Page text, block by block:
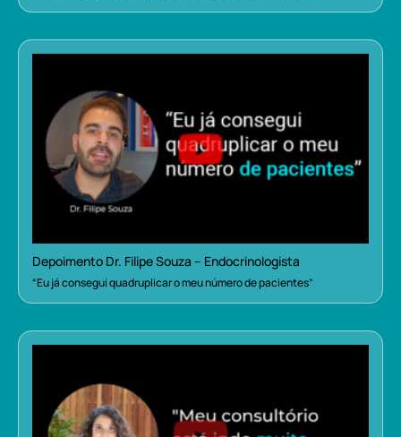
Depoimento Dr. Filipe Souza – Endocrinologista
“Eu já consegui quadruplicar o meu número de pacientes”